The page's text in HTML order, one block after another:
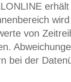
von
bei der